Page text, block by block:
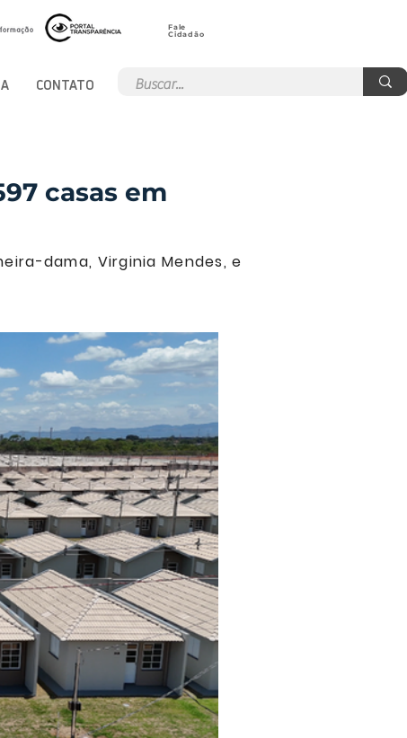
CONTATO
Fale
Cidadão
casas em
dama, Virginia Mendes, e